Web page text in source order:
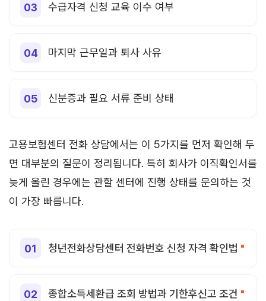
수급자격 신청 교육 이수 여부
마지막 근무일과 퇴사 사유
신분증과 필요 서류 준비 상태
고용보험센터 전화 상담에서는 이 5가지를 먼저 확인해 두
면 대부분의 질문이 정리됩니다. 특히 회사가 이직확인서를
늦게 올린 경우에는 관할 센터에 진행 상태를 문의하는 것
이 가장 빠릅니다.
청년전화상담센터 전화번호 신청 자격 확인법
종합소득세환급 조회 방법과 기한후신고 조건